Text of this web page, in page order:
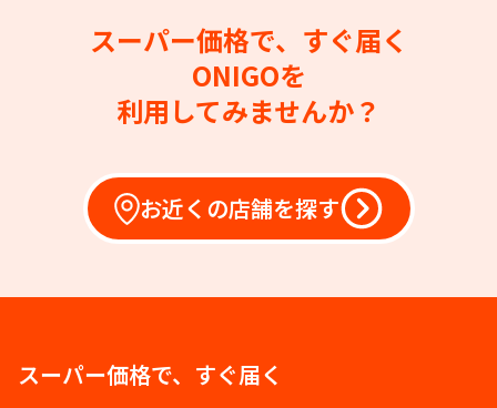
スーパー価格で、すぐ届く
ONIGOを
利用してみませんか？
お近くの店舗を探す
スーパー価格で、すぐ届く